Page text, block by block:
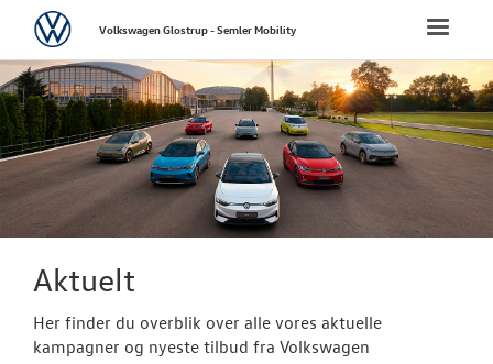
FORSIDE
NYE
NYE VAREBILER
VÆRKSTED
Toggle
VolkswagenVolkswagen Glostrup - Semler Mobility
Aktuelt
Her finder du overblik over alle vores aktuelle
kampagner og nyeste tilbud fra Volkswagen